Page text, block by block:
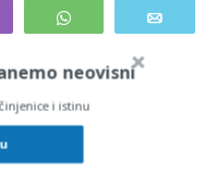
WhatsApp
zarazne bolesti
neovisni
i istinu